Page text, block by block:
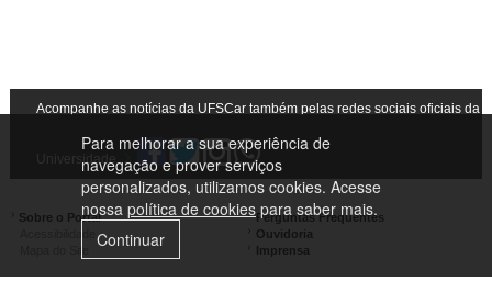
Para melhorar a sua experiência de
navegação e prover serviços
personalizados, utilizamos cookies. Acesse
nossa política de cookiespara saber mais.
Continuar
Acompanhe as notícias da UFSCar também pelas redes sociais oficiais da
Universidade
Sobre o Portal
Perguntas Frequentes
Ouvidoria
Imprensa